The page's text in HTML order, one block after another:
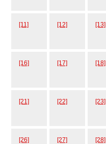
[11] [12] [13]
[16] [17] [18]
[21] [22] [23]
[26] [27] [28]